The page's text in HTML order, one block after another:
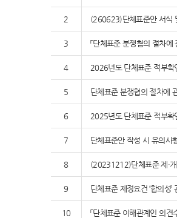
2 (260623)단체표준안 서식
3 「단체표준 분쟁협의 절차에
4 2026년도 단체표준 적부확
5 단체표준 분쟁협의 절차에
6 2025년도 단체표준 적부확
7 단체표준안 작성 시 유의사
8 (20231212)단체표준 제·
9 단체표준 제정요건 ‘합의성
10 「단체표준 이해관계인 의